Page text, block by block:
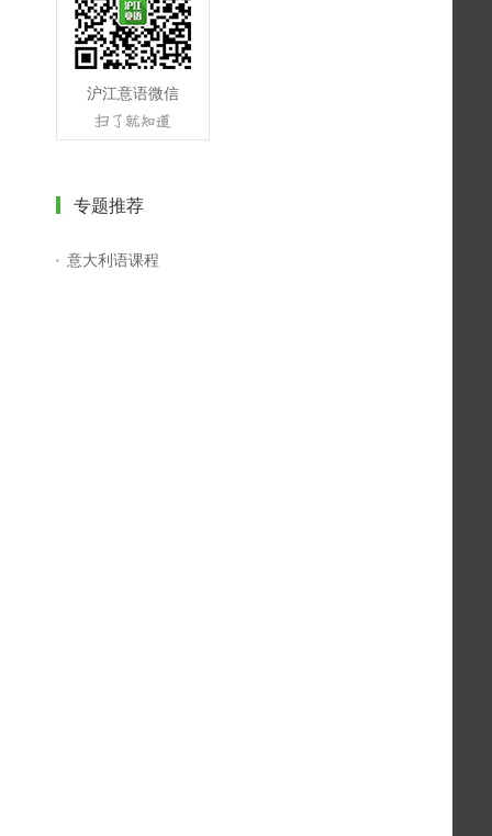
沪江意语微信
专题推荐
意大利语课程